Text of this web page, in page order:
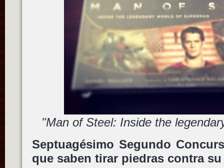
"Man of Steel: Inside the
Septuagésimo Segundo
que saben tirar piedras contra